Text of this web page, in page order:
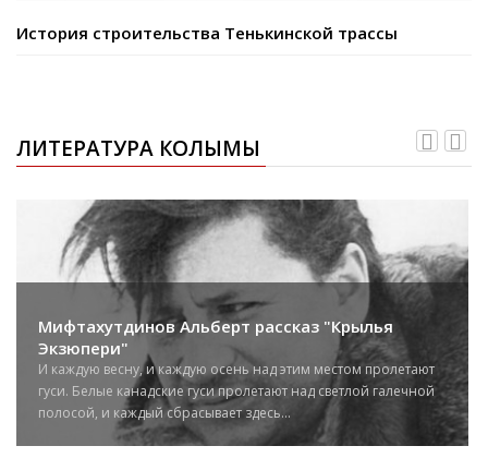
История строительства Тенькинской трассы
ЛИТЕРАТУРА КОЛЫМЫ
Мифтахутдинов Альберт рассказ "Крылья
Экзюпери"
И каждую весну, и каждую осень над этим местом пролетают
гуси. Белые канадские гуси пролетают над светлой галечной
полосой, и каждый сбрасывает здесь...